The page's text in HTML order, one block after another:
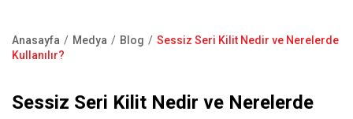
Kale Alarm
Garanti Kayıt Formu
Bize Ulaşın
Sayfa
Anasayfa Medya Blog
Sessiz Seri Kilit Nedir ve Nerelerde
Kullanılır?
Sessiz Seri Kilit Nedir ve Nerelerde